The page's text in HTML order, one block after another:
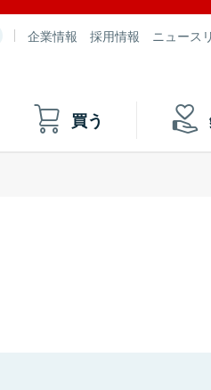
企業情報 採用情報 ニュース
買う